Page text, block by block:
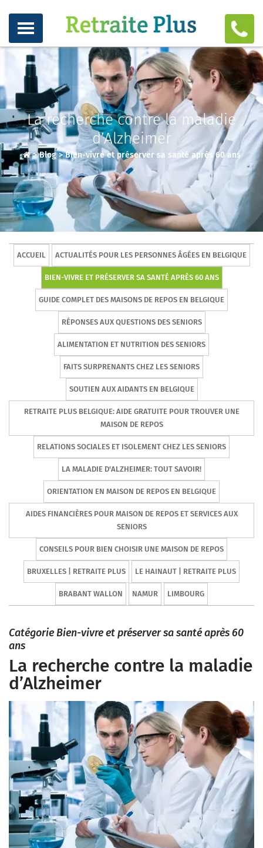
La recherche contre la maladie
d’Alzheimer
>Blog>Bien-vivre et préserver sa santé après 60 ans
ACCUEIL ACTUALITÉS POUR LES PERSONNES ÂGÉES EN BELGIQUE
BIEN-VIVRE ET PRÉSERVER SA SANTÉ APRÈS 60 ANS
GUIDE COMPLET DES MAISONS DE REPOS EN BELGIQUE
RÉPONSES AUX QUESTIONS DES SENIORS
ALIMENTATION ET NUTRITION DES SENIORS
FAITS SURPRENANTS CHEZ LES SENIORS
SOUTIEN AUX AIDANTS EN BELGIQUE
RETRAITE PLUS BELGIQUE: AIDE GRATUITE POUR TROUVER UNE
MAISON DE REPOS
RELATIONS SOCIALES ET ISOLEMENT CHEZ LES SENIORS
LA MALADIE D'ALZHEIMER: TOUT SAVOIR!
ORIENTATION EN MAISON DE REPOS EN BELGIQUE
AIDES FINANCIÈRES POUR MAISON DE REPOS ET SERVICES AUX
SENIORS
CONSEILS POUR BIEN CHOISIR UNE MAISON DE REPOS
BRUXELLES | RETRAITE PLUS LE HAINAUT | RETRAITE PLUS
BRABANT WALLON NAMUR LIMBOURG
Catégorie Bien-vivre et préserver sa santé après 60
ans
La recherche contre la maladie
d’Alzheimer